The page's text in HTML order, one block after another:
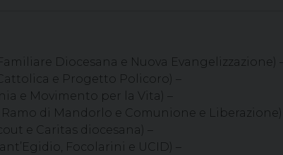
Diocesana e Nuova Evangelizzazione)
e Progetto Policoro) –
e Movimento per la Vita) –
di Mandorlo e Comunione e Liberazione)
e Caritas diocesana) –
Focolarini e UCID) –